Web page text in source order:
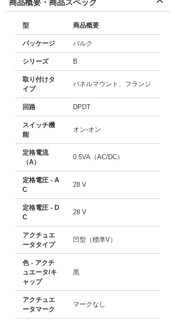
商品概要・商品スペック
型 商品概要
パッケージ バルク
シリーズ B
取り付けタ
イプ
パネルマウント、フランジ
回路 DPDT
スイッチ機
能
オン-オン
定格電流
（A）
0.5VA（AC/DC）
定格電圧 - A
C
28 V
定格電圧 - D
C
28 V
アクチュエ
ータタイプ
凹型（標準V）
色 - アクチ
ュエータ/キ
ャップ
黒
アクチュエ
ータマーク
マークなし